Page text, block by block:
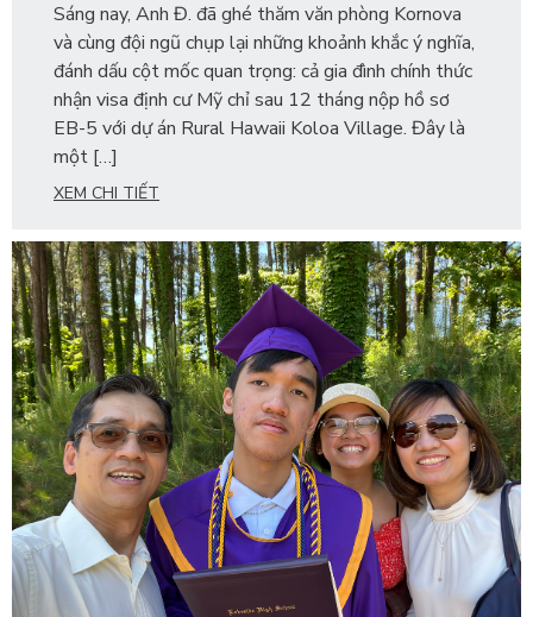
Sáng nay, Anh Đ. đã ghé thăm văn phòng Kornova
và cùng đội ngũ chụp lại những khoảnh khắc ý nghĩa,
đánh dấu cột mốc quan trọng: cả gia đình chính thức
nhận visa định cư Mỹ chỉ sau 12 tháng nộp hồ sơ
EB-5 với dự án Rural Hawaii Koloa Village. Đây là
một […]
XEM CHI TIẾT